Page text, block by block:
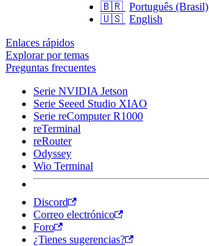
🇧🇷 Português (Brasil)
🇺🇸 English
Enlaces rápidos
Explorar por temas
Preguntas frecuentes
Serie NVIDIA Jetson
Serie Seeed Studio XIAO
Serie reComputer R1000
reTerminal
reRouter
Odyssey
Wio Terminal
Discord
Correo electrónico
Foro
¿Tienes sugerencias?